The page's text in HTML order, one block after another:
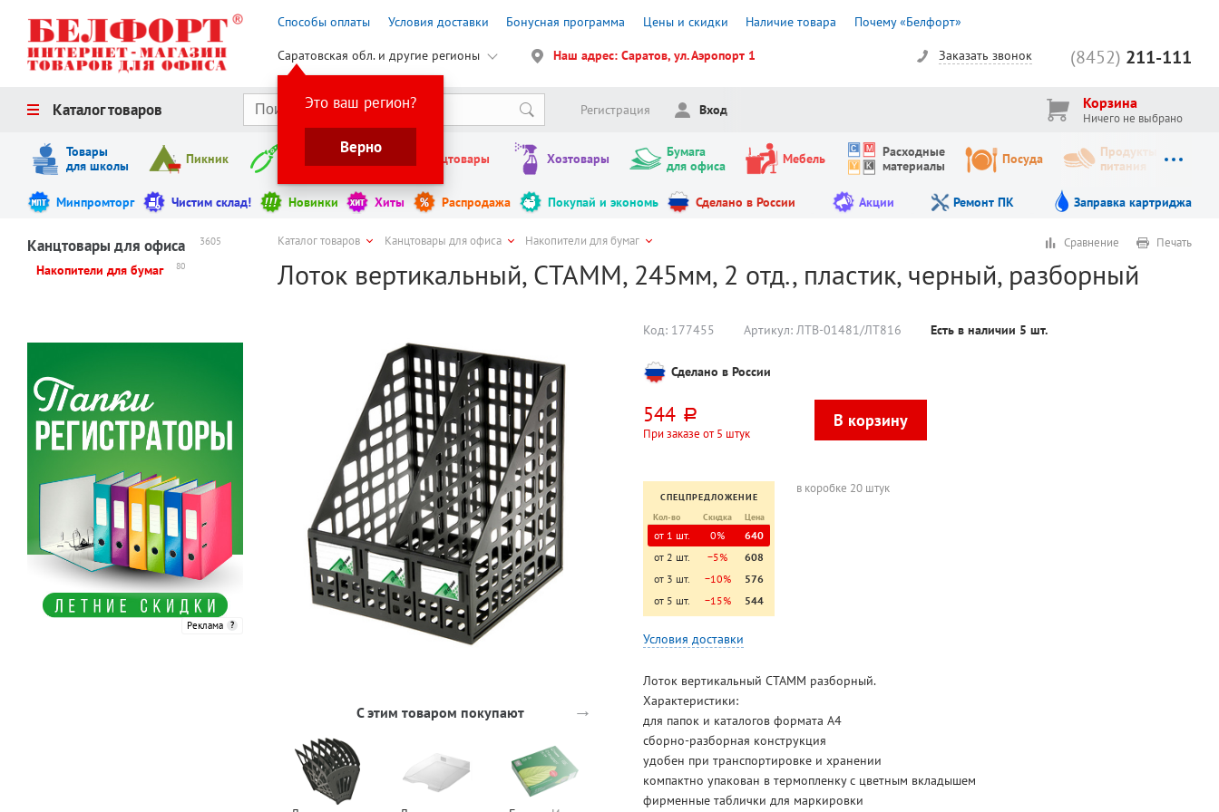
Способы оплаты Условия доставки Бонусная программа Цены и скидки Наличие товара Почему «Белфорт»
Саратовская обл. и другие регионы
Это ваш регион?
Верно
Наш адрес: Саратов, ул. Аэропорт 1 (8452) 211-111
Заказать звонок
Каталог товаров Регистрация Вход Корзина
Ничего не выбрано
Товары
для школы
Пикник Инструменты Канцтовары Хозтовары
Бумага
для офиса
Мебель
Расходные
материалы
Посуда
Продукты
питания
Минпромторг Чистим склад! Новинки Хиты Распродажа Покупай и экономь Сделано в России Акции Ремонт ПК Заправка картриджа
Канцтовары для офиса 3605
Накопители для бумаг 80
Реклама
Каталог товаров Канцтовары для офиса Накопители для бумаг
Лоток вертикальный, СТАММ, 245мм, 2 отд., пластик, черный, разборный
Сравнение Печать
С этим товаром покупают →
Код: 177455 Артикул:ЛТВ-01481/ЛТ816 Есть в наличии 5 шт.
Сделано в России
544 руб.
При заказе от 5 штук
СПЕЦПРЕДЛОЖЕНИЕ
Кол-во
Скидка Цена
от 1 шт. 0%
640
от 2 шт.
−5%
608
от 3 шт.
−10%
576
от 5 шт.
−15% 544
в коробке 20 штук
Условия доставки
Лоток вертикальный СТАММ разборный.
Характеристики:
для папок и каталогов формата А4
сборно-разборная конструкция
удобен при транспортировке и хранении
компактно упакован в термопленку с цветным вкладышем
фирменные таблички для маркировки